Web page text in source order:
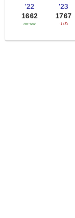
'22
1662
nieuw
'23
1767
-105